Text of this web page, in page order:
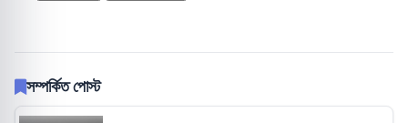
সম্পর্কিত পোস্ট